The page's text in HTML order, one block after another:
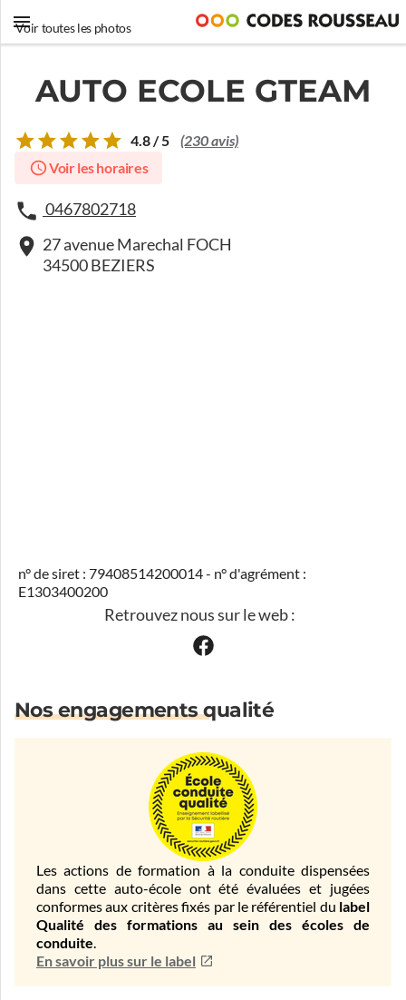
Voir toutes les photos
AUTO ECOLE GTEAM
4.8 / 5 (230 avis)
Voir les horaires
0467802718
27 avenue Marechal FOCH
34500 BEZIERS
n° de siret : 79408514200014 - n° d'agrément :
E1303400200
Retrouvez nous sur le web :
Nos engagements qualité
Les actions de formation à la conduite dispensées
dans cette auto-école ont été évaluées et jugées
conformes aux critères fixés par le référentiel du label
Qualité des formations au sein des écoles de
conduite.
En savoir plus sur le label